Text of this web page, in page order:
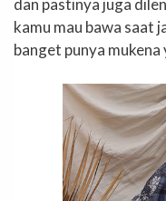
kamu mau bawa saat
banget punya mukena